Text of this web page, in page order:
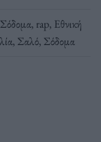
, rap, Εθνική
, Σαλό, Σόδομα